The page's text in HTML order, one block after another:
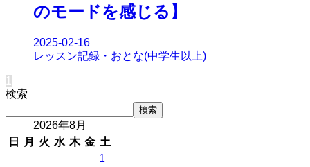
のモードを感じる】
2025-02-16
レッスン記録・おとな(中学生以上)
1
検索
検索
2026年8月
日
月 火 水 木 金 土
1